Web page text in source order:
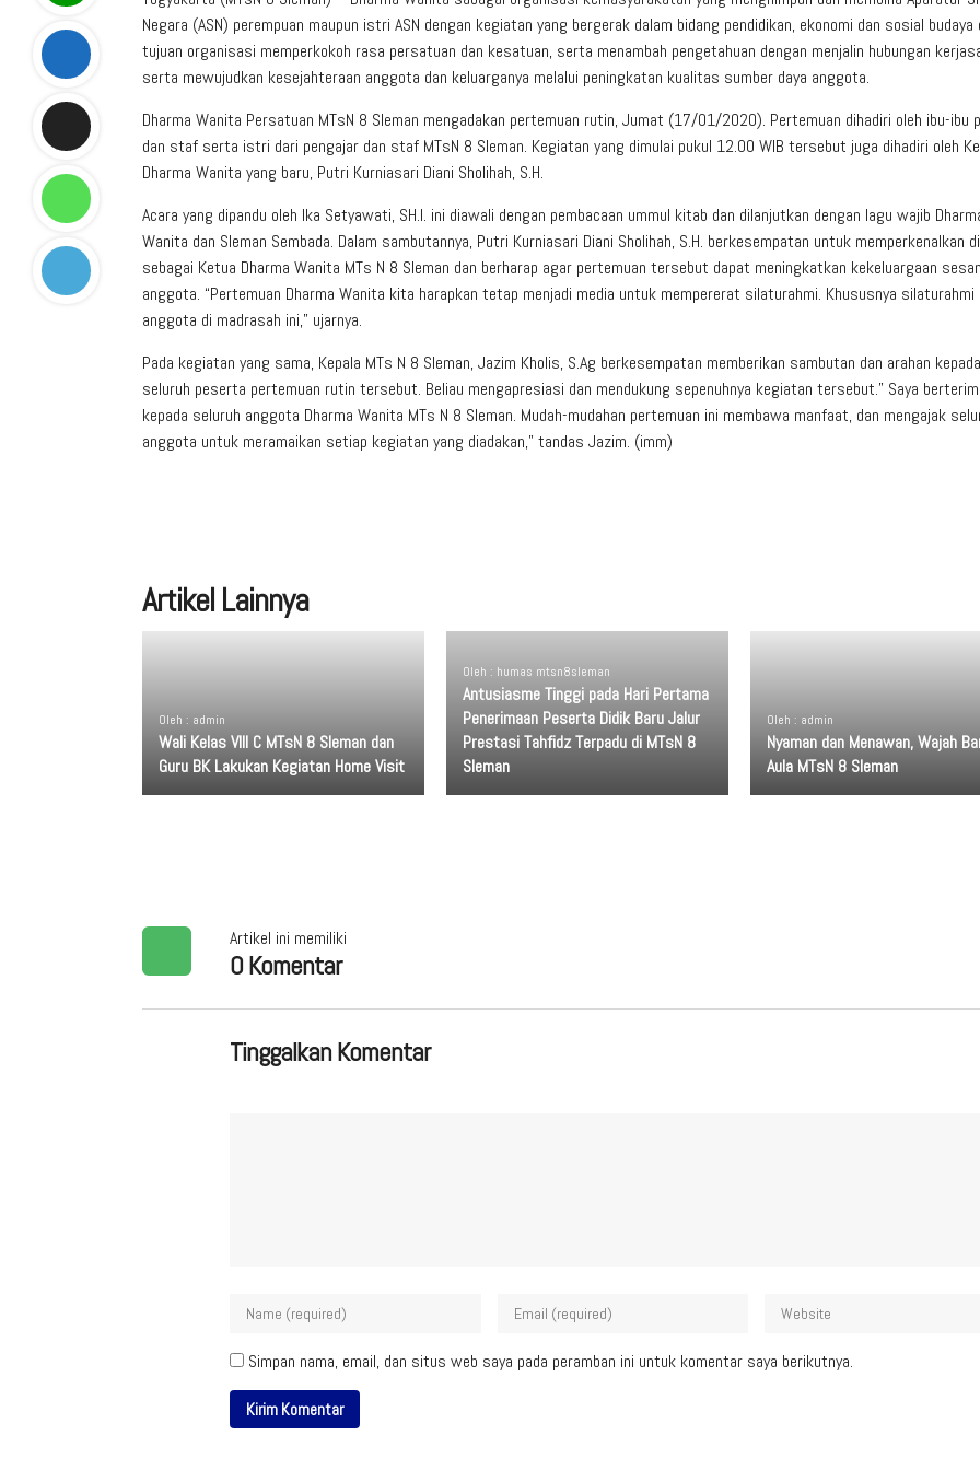
Negara (ASN) perempuan maupun istri ASN dengan kegiatan yang bergerak dalam bidang pendidikan, ekonomi dan sosial budaya
tujuan organisasi memperkokoh rasa persatuan dan kesatuan, serta menambah pengetahuan dengan menjalin hubungan
serta mewujudkan kesejahteraan anggota dan keluarganya melalui peningkatan kualitas sumber daya anggota.
Dharma Wanita Persatuan MTsN 8 Sleman mengadakan pertemuan rutin, Jumat (17/01/2020). Pertemuan dihadiri oleh ibu-ibu
dan staf serta istri dari pengajar dan staf MTsN 8 Sleman. Kegiatan yang dimulai pukul 12.00 WIB tersebut juga dihadiri oleh
Dharma Wanita yang baru, Putri Kurniasari Diani Sholihah, S.H.
Acara yang dipandu oleh Ika Setyawati, SH.I. ini diawali dengan pembacaan ummul kitab dan dilanjutkan dengan lagu wajib
Wanita dan Sleman Sembada. Dalam sambutannya, Putri Kurniasari Diani Sholihah, S.H. berkesempatan untuk memperkenalkan
sebagai Ketua Dharma Wanita MTs N 8 Sleman dan berharap agar pertemuan tersebut dapat meningkatkan kekeluargaan
anggota. “Pertemuan Dharma Wanita kita harapkan tetap menjadi media untuk mempererat silaturahmi. Khususnya
anggota di madrasah ini,” ujarnya.
Pada kegiatan yang sama, Kepala MTs N 8 Sleman, Jazim Kholis, S.Ag berkesempatan memberikan sambutan dan arahan kepada
seluruh peserta pertemuan rutin tersebut. Beliau mengapresiasi dan mendukung sepenuhnya kegiatan tersebut.” Saya
kepada seluruh anggota Dharma Wanita MTs N 8 Sleman. Mudah-mudahan pertemuan ini membawa manfaat, dan mengajak
anggota untuk meramaikan setiap kegiatan yang diadakan,” tandas Jazim. (imm)
Artikel Lainnya
Oleh : admin
Wali Kelas VIII C MTsN 8 Sleman dan
Guru BK Lakukan Kegiatan Home Visit
Oleh : humas mtsn8sleman
Antusiasme Tinggi pada Hari Pertama
Penerimaan Peserta Didik Baru Jalur
Prestasi Tahfidz Terpadu di MTsN 8
Sleman
Oleh : admin
Nyaman dan Menawan, Wajah
Aula MTsN 8 Sleman
Artikel ini memiliki
0 Komentar
Tinggalkan Komentar
Simpan nama, email, dan situs web saya pada peramban ini untuk komentar saya berikutnya.